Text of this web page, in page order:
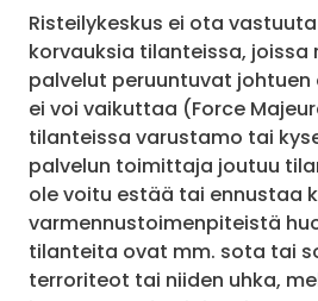
Risteilykeskus ei ota
korvauksia tilanteissa,
palvelut peruuntuvat johtuen
ei voi vaikuttaa (Force
tilanteissa varustamo tai
palvelun toimittaja joutuu
ole voitu estää tai ennustaa
varmennustoimenpiteistä
tilanteita ovat mm. sota tai
terroriteot tai niiden uhka,